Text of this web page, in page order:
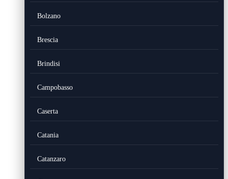
Bolzano
Brescia
Brindisi
Campobasso
Caserta
Catania
Catanzaro